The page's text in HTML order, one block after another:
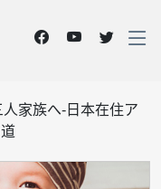
家族へ-日本在住ア